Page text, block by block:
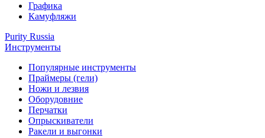
Графика
Камуфляжи
Purity Russia
Инструменты
Популярные инструменты
Праймеры (гели)
Ножи и лезвия
Оборудовние
Перчатки
Опрыскиватели
Ракели и выгонки